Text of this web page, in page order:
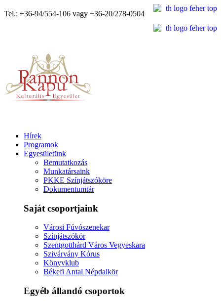
Tel.: +36-94/554-106 vagy +36-20/278-0504
Hírek
Programok
Egyesületünk
Bemutatkozás
Munkatársaink
PKKE Színjátszóköre
Dokumentumtár
Saját csoportjaink
Városi Fúvószenekar
Színjátszókör
Szentgotthárd Város Vegyeskara
Szivárvány Kórus
Könyvklub
Békefi Antal Népdalkör
Egyéb állandó csoportok